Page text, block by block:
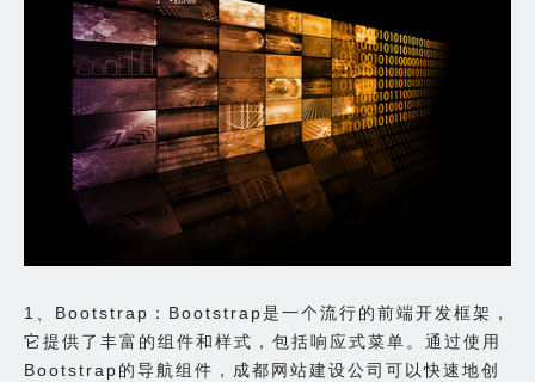
1、Bootstrap：Bootstrap是一个流行的前端开发框架，
它提供了丰富的组件和样式，包括响应式菜单。通过使用
Bootstrap的导航组件，成都网站建设公司可以快速地创